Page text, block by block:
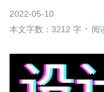
2022-05-10
本文字数：3212 字
阅